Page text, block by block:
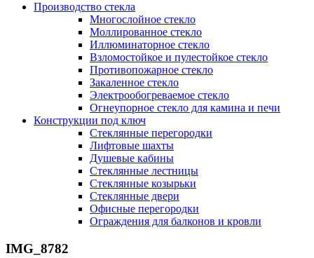
Производство стекла
Многослойное стекло
Моллированное стекло
Иллюминаторное стекло
Взломостойкое и пулестойкое стекло
Противопожарное стекло
Закаленное стекло
Электрообогреваемое стекло
Огнеупорное стекло для камина и печи
Конструкции под ключ
Стеклянные перегородки
Лифтовые шахты
Душевые кабины
Cтеклянные лестницы
Cтеклянные козырьки
Cтеклянные двери
Офисные перегородки
Ограждения для балконов и кровли
IMG_8782